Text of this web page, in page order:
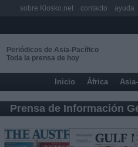
Periódicos de Asia-Pacífico
Toda la prensa de hoy
Inicio África
Prensa de Información
sobre Kiosko.net contacto ayuda